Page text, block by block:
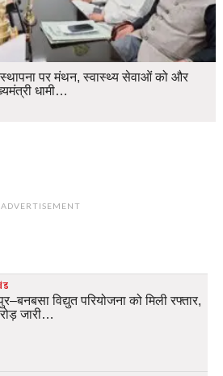
पर मंथन, स्वास्थ्य सेवाओं को और
धामी…
ADVERTISEMENT
विद्युत परियोजना को मिली रफ्तार,
जारी…